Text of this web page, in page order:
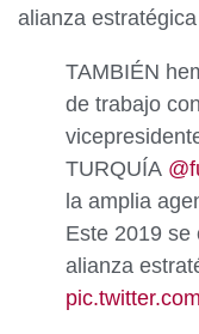
alianza
TAMBIÉN
de trabajo
TURQUÍA
la amplia
Este 2019 se
alianza